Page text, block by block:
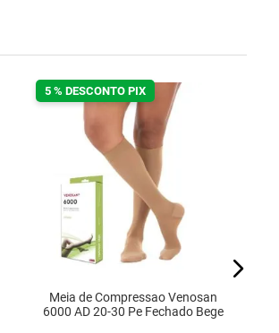
5 % DESCONTO PIX
Meia de Compressao Venosan
6000 AD 20-30 Pe Fechado Bege